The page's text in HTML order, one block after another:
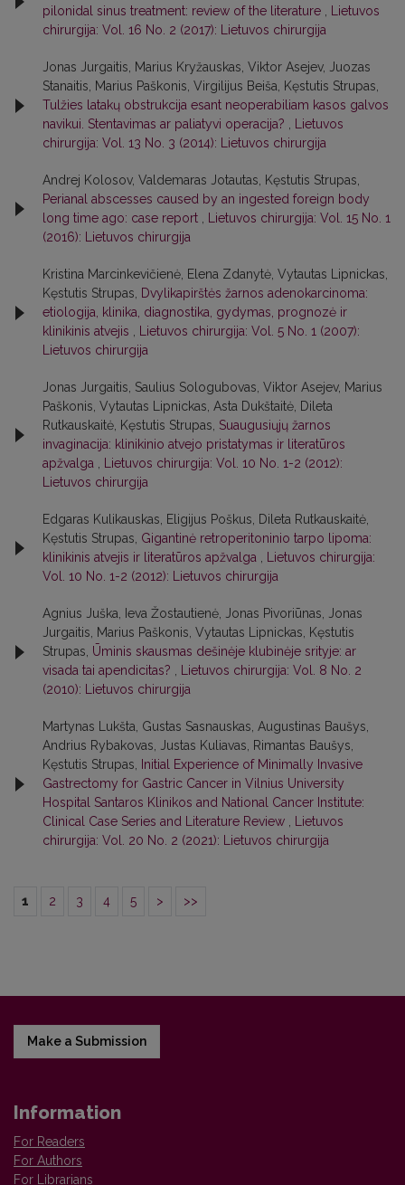
pilonidal sinus treatment: review of the literature
Lietuvos
chirurgija: Vol. 16 No. 2 (2017): Lietuvos chirurgija
Jonas Jurgaitis, Marius Kryžauskas, Viktor Asejev, Juozas
Stanaitis, Marius Paškonis, Virgilijus Beiša, Kęstutis Strupas,
Tulžies latakų obstrukcija esant neoperabiliam kasos galvos
navikui. Stentavimas ar paliatyvi operacija?
Lietuvos
chirurgija: Vol. 13 No. 3 (2014): Lietuvos chirurgija
Andrej Kolosov, Valdemaras Jotautas, Kęstutis Strupas,
Perianal abscesses caused by an ingested foreign body
long time ago: case report
Lietuvos chirurgija: Vol. 15 No. 1
(2016): Lietuvos chirurgija
Kristina Marcinkevičienė, Elena Zdanytė, Vytautas Lipnickas,
Kęstutis Strupas,
Dvylikapirštės žarnos adenokarcinoma:
etiologija, klinika, diagnostika, gydymas, prognozė ir
klinikinis atvejis
Lietuvos chirurgija: Vol. 5 No. 1 (2007):
Lietuvos chirurgija
Jonas Jurgaitis, Saulius Sologubovas, Viktor Asejev, Marius
Paškonis, Vytautas Lipnickas, Asta Dukštaitė, Dileta
Rutkauskaitė, Kęstutis Strupas, Suaugusiųjų žarnos
invaginacija: klinikinio atvejo pristatymas ir literatūros
apžvalga
Lietuvos chirurgija: Vol. 10 No. 1-2 (2012):
Lietuvos chirurgija
Edgaras Kulikauskas, Eligijus Poškus, Dileta Rutkauskaitė,
Kęstutis Strupas, Gigantinė retroperitoninio tarpo lipoma:
klinikinis atvejis ir literatūros apžvalga
Lietuvos chirurgija:
Vol. 10 No. 1-2 (2012): Lietuvos chirurgija
Agnius Juška, Ieva Žostautienė, Jonas Pivoriūnas, Jonas
Jurgaitis, Marius Paškonis, Vytautas Lipnickas, Kęstutis
Strupas, Ūminis skausmas dešinėje klubinėje srityje: ar
visada tai apendicitas?
Lietuvos chirurgija: Vol. 8 No. 2
(2010): Lietuvos chirurgija
Martynas Lukšta, Gustas Sasnauskas, Augustinas Baušys,
Andrius Rybakovas, Justas Kuliavas, Rimantas Baušys,
Kęstutis Strupas,
Initial Experience of Minimally Invasive
Gastrectomy for Gastric Cancer in Vilnius University
Hospital Santaros Klinikos and National Cancer Institute:
Clinical Case Series and Literature Review
Lietuvos
chirurgija: Vol. 20 No. 2 (2021): Lietuvos chirurgija
1 2 3 4 5 > >>
Make a Submission
Information
For Readers
For Authors
For Librarians